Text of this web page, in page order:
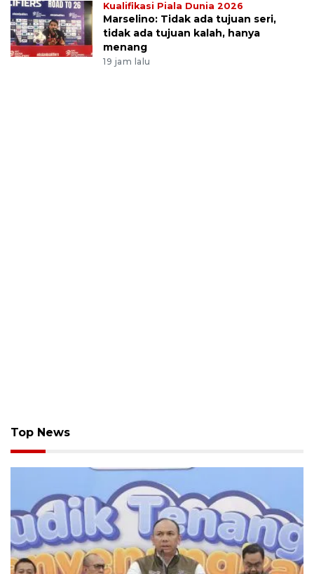
Kualifikasi Piala Dunia 2026
Marselino: Tidak ada tujuan seri,
tidak ada tujuan kalah, hanya
menang
19 jam lalu
Top News